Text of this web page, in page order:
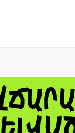
-0.12
+0.32